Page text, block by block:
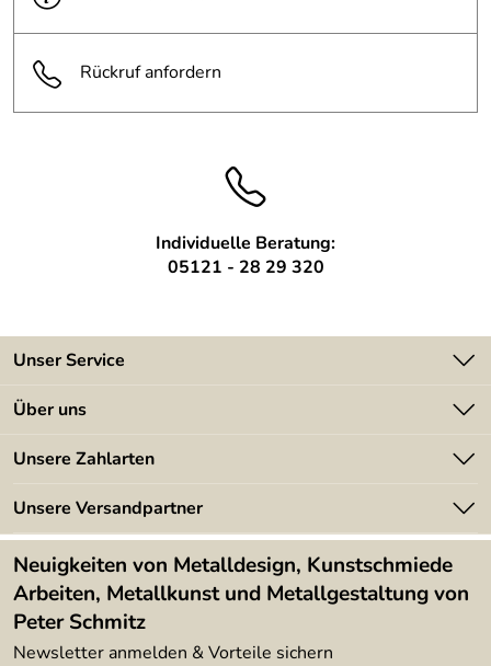
400 mm
Oberfläche:
im Laufe der Zeit entwickelt sich
geschliffen
Rückruf anfordern
Individuelle Beratung:
05121 - 28 29 320
Unser Service
Kontakt
Kundeninformationen
Newsletter
Lieferbedingungen
Über uns
Angebote
Kundenbewertungen (394)
4,9/5
Unsere Zahlarten
Unsere Versandpartner
Neuigkeiten von Metalldesign, Kunstschmiede
Arbeiten, Metallkunst und Metallgestaltung von
Peter Schmitz
Newsletter anmelden & Vorteile sichern